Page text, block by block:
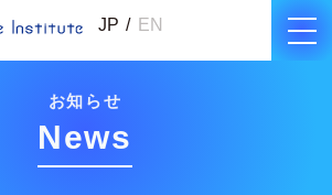
JP EN
お知らせ
News